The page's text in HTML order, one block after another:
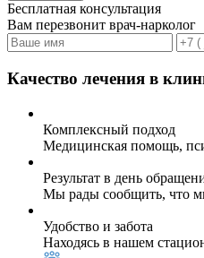
Бесплатная консультация
Вам перезвонит врач-нарколог
Качество лечения в
Комплексный подход
Медицинская помощь,
Результат в день
Мы рады сообщить, что
Удобство и забота
Находясь в нашем